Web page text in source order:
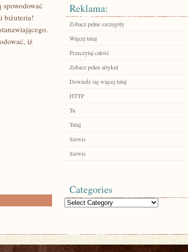
biżuteria!
iż
Reklama:
Zobacz pełne szczegóły
Więcej tutaj
Przeczytaj całość
Zobacz pełen artykuł
Dowiedz się więcej tutaj
HTTP
Tu
Tutaj
Serwis
Serwis
Categories
Categories